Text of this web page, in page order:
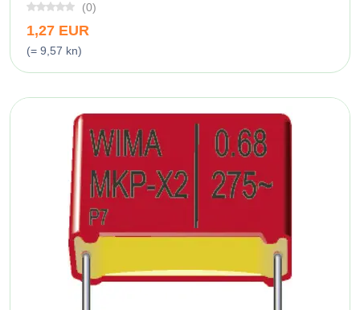
(0)
1,27 EUR
(= 9,57 kn)